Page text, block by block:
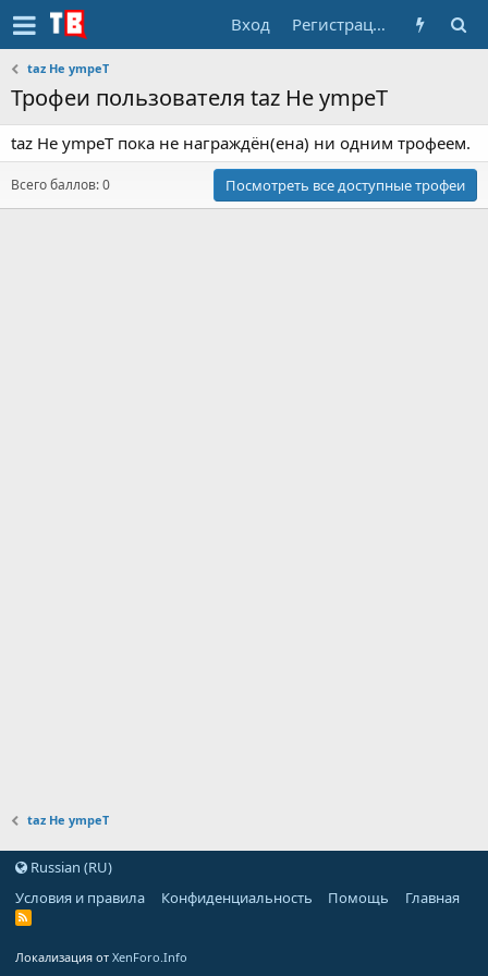
Вход Регистрация
taz He ympeT
Трофеи пользователя taz He ympeT
taz He ympeT пока не награждён(ена) ни одним трофеем.
Всего баллов: 0 Посмотреть все доступные трофеи
taz He ympeT
Russian (RU)
Условия и правила
Конфиденциальность Помощь Главная
Локализация от XenForo.Info